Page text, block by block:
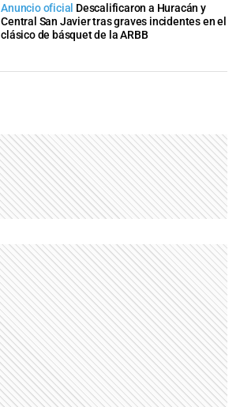
Anuncio oficial Descalificaron a Huracán y
Central San Javier tras graves incidentes en el
clásico de básquet de la ARBB